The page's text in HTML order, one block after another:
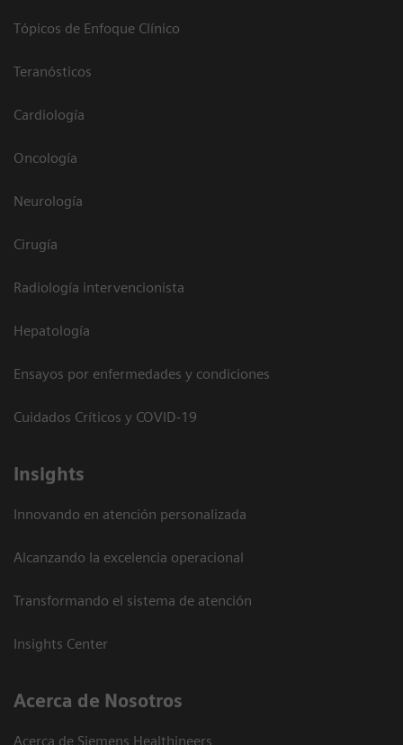
Tópicos de Enfoque Clínico
Teranósticos
Cardiología
Oncología
Neurología
Cirugía
Radiología intervencionista
Hepatología
Ensayos por enfermedades y condiciones
Cuidados Críticos y COVID-19
Insights
Innovando en atención personalizada
Alcanzando la excelencia operacional
Transformando el sistema de atención
Insights Center
Acerca de Nosotros
Acerca de Siemens Healthineers